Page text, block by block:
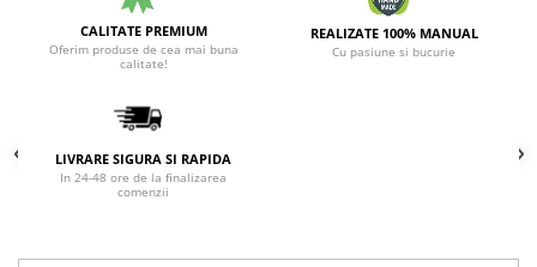
CALITATE PREMIUM
Oferim produse de cea mai buna
calitate!
REALIZATE 100% MANUAL
Cu pasiune si bucurie
LIVRARE SIGURA SI RAPIDA
In 24-48 ore de la finalizarea
comenzii